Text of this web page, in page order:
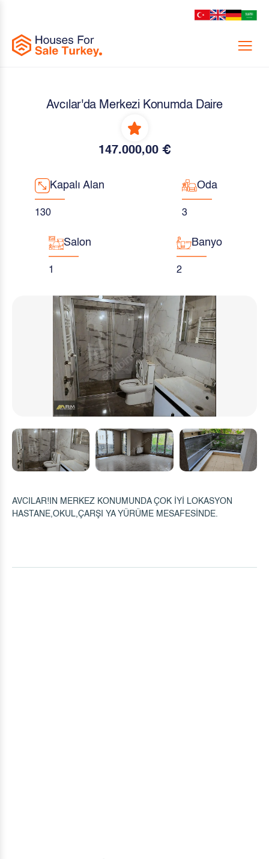
Menu
Avcılar'da Merkezi Konumda Daire
147.000,00 €
Kapalı Alan
130
Oda
3
Salon
1
Banyo
2
AVCILAR!IN MERKEZ KONUMUNDA ÇOK İYİ LOKASYON
HASTANE,OKUL,ÇARŞI YA YÜRÜME MESAFESİNDE.